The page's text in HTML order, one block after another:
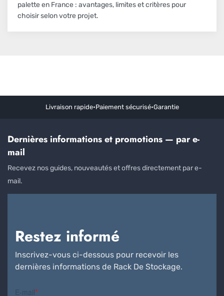
palette en France : avantages, limites et critères pour
choisir selon votre projet.
Livraison rapide•Paiement sécurisé•Garantie
Dernières informations et promotions — par e-
mail
Recevez nos guides, nouveautés et offres directement par e-
mail.
Restez informé
Inscrivez-vous ci-dessous pour recevoir les
dernières informations de Rack De Stockage.